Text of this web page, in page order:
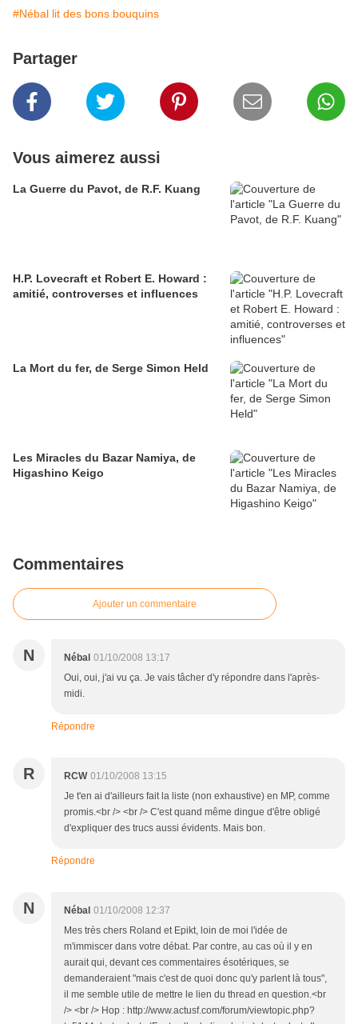
#Nébal lit des bons bouquins
Partager
Vous aimerez aussi
La Guerre du Pavot, de R.F. Kuang
H.P. Lovecraft et Robert E. Howard :
amitié, controverses et influences
La Mort du fer, de Serge Simon Held
Les Miracles du Bazar Namiya, de
Higashino Keigo
Commentaires
Ajouter un commentaire
N Nébal 01/10/2008 13:17
Oui, oui, j'ai vu ça. Je vais tâcher d'y répondre dans l'après-
midi.
Répondre
R RCW 01/10/2008 13:15
Je t'en ai d'ailleurs fait la liste (non exhaustive) en MP, comme
promis.<br /> <br /> C'est quand même dingue d'être obligé
d'expliquer des trucs aussi évidents. Mais bon.
Répondre
N Nébal 01/10/2008 12:37
Mes très chers Roland et Epikt, loin de moi l'idée de
m'immiscer dans votre débat. Par contre, au cas où il y en
aurait qui, devant ces commentaires ésotériques, se
demanderaient "mais c'est de quoi donc qu'y parlent là tous",
il me semble utile de mettre le lien du thread en question.<br
/> <br /> Hop : http://www.actusf.com/forum/viewtopic.php?